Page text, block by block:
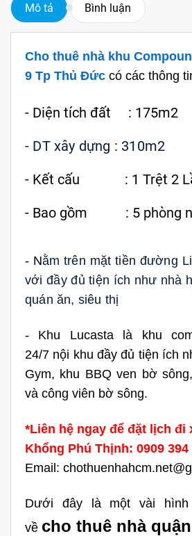
Mô tả Bình luận
Cho thuê nhà khu
9 Tp Thủ Đức có các thông
- Diện tích đất : 175m2
- DT xây dựng : 310m2
- Kết cấu : 1 Trệt 2
- Bao gồm : 5 phòng
- Nằm trên mặt tiền đường
với đầy đủ tiện ích như nhà
quán ăn, siêu thị
- Khu Lucasta là khu
24/7 nội khu đầy đủ tiện ích
Gym, khu BBQ ven bờ
và công viên bờ sông.
*Liên hệ ngay để đặt lịch đi
Khổng Phú Thịnh: 0909
Email:
Dưới đây là một vài
về cho thuê nhà